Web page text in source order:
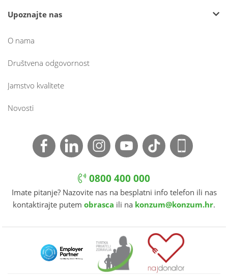
Upoznajte nas
O nama
Društvena odgovornost
Jamstvo kvalitete
Novosti
0800 400 000
Imate pitanje? Nazovite nas na besplatni info telefon ili nas
kontaktirajte putem obrasca ili na konzum@konzum.hr.